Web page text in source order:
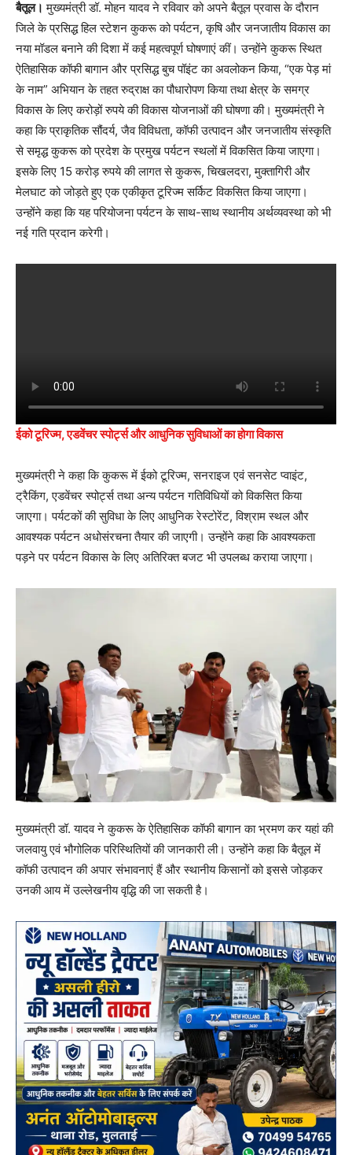
बैतूल। मुख्यमंत्री डॉ. मोहन यादव ने रविवार को अपने बैतूल प्रवास के दौरान
जिले के प्रसिद्ध हिल स्टेशन कुकरू को पर्यटन, कृषि और जनजातीय विकास का
नया मॉडल बनाने की दिशा में कई महत्वपूर्ण घोषणाएं कीं। उन्होंने कुकरू स्थित
ऐतिहासिक कॉफी बागान और प्रसिद्ध बुच पॉइंट का अवलोकन किया, “एक पेड़ मां
के नाम” अभियान के तहत रुद्राक्ष का पौधारोपण किया तथा क्षेत्र के समग्र
विकास के लिए करोड़ों रुपये की विकास योजनाओं की घोषणा की। मुख्यमंत्री ने
कहा कि प्राकृतिक सौंदर्य, जैव विविधता, कॉफी उत्पादन और जनजातीय संस्कृति
से समृद्ध कुकरू को प्रदेश के प्रमुख पर्यटन स्थलों में विकसित किया जाएगा।
इसके लिए 15 करोड़ रुपये की लागत से कुकरू, चिखलदरा, मुक्तागिरी और
मेलघाट को जोड़ते हुए एक एकीकृत टूरिज्म सर्किट विकसित किया जाएगा।
उन्होंने कहा कि यह परियोजना पर्यटन के साथ-साथ स्थानीय अर्थव्यवस्था को भी
नई गति प्रदान करेगी।
ईको टूरिज्म, एडवेंचर स्पोर्ट्स और आधुनिक सुविधाओं का होगा विकास
मुख्यमंत्री ने कहा कि कुकरू में ईको टूरिज्म, सनराइज एवं सनसेट प्वाइंट,
ट्रैकिंग, एडवेंचर स्पोर्ट्स तथा अन्य पर्यटन गतिविधियों को विकसित किया
जाएगा। पर्यटकों की सुविधा के लिए आधुनिक रेस्टोरेंट, विश्राम स्थल और
आवश्यक पर्यटन अधोसंरचना तैयार की जाएगी। उन्होंने कहा कि आवश्यकता
पड़ने पर पर्यटन विकास के लिए अतिरिक्त बजट भी उपलब्ध कराया जाएगा।
मुख्यमंत्री डॉ. यादव ने कुकरू के ऐतिहासिक कॉफी बागान का भ्रमण कर यहां की
जलवायु एवं भौगोलिक परिस्थितियों की जानकारी ली। उन्होंने कहा कि बैतूल में
कॉफी उत्पादन की अपार संभावनाएं हैं और स्थानीय किसानों को इससे जोड़कर
उनकी आय में उल्लेखनीय वृद्धि की जा सकती है।